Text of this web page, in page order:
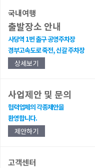
국내여행
출발장소 안내
사당역 1번 출구 공영주차장
경부고속도로 죽전, 신갈 주차장
상세보기
사업제안 및 문의
협력업체의 각종제안을
환영합니다.
제안하기
고객센터